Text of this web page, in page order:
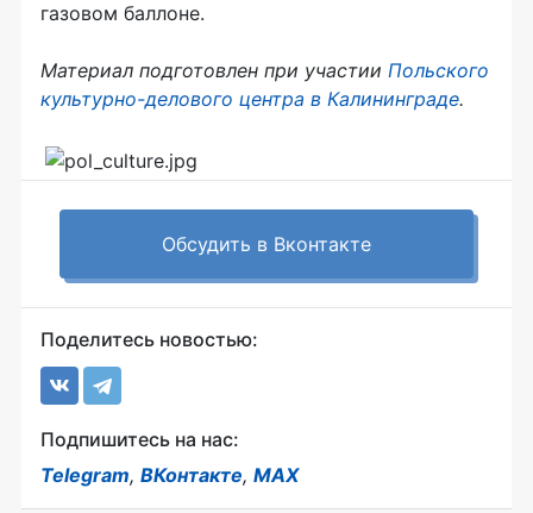
газовом баллоне.
Материал подготовлен при участии Польского
культурно-делового центра в Калининграде.
Обсудить в Вконтакте
Поделитесь новостью:
Подпишитесь на нас:
Telegram, ВКонтакте, MAX